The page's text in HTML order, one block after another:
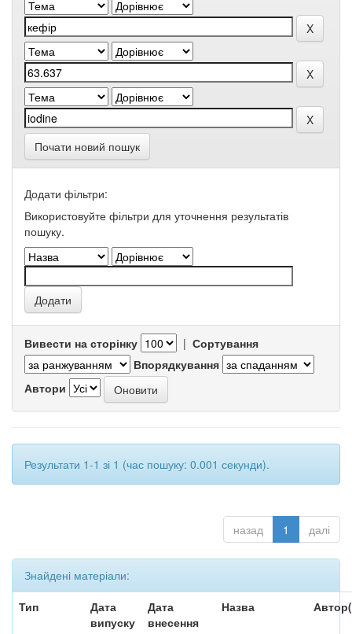
Почати новий пошук
Додати фільтри:
Використовуйте фільтри для уточнення результатів
пошуку.
Вивести на сторінку | Сортування
Впорядкування
Автори
Результати 1-1 зі 1 (час пошуку: 0.001 секунди).
назад 1 далі
Знайдені матеріали:
Тип
Дата
випуску
Дата
внесення
Назва